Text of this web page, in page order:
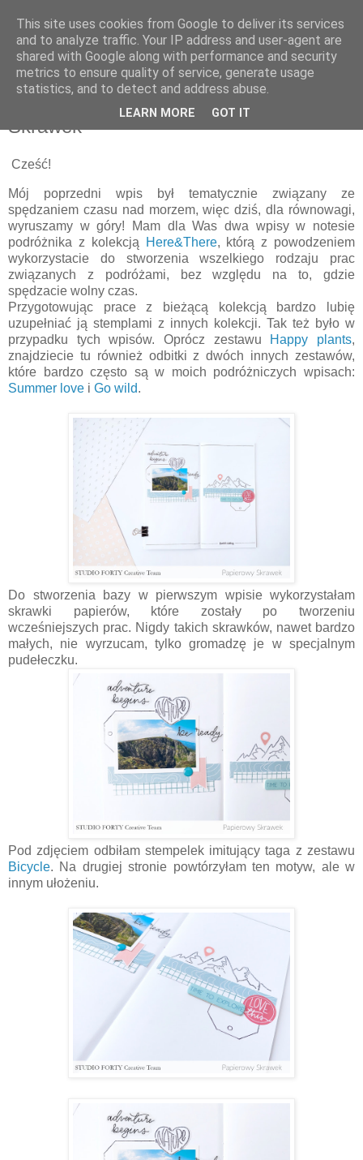
piątek, 8 lipca 2022
Mountain hiking in my TN I Papierowy
Skrawek
Cześć!
Mój poprzedni wpis był tematycznie związany ze
spędzaniem czasu nad morzem, więc dziś, dla równowagi,
wyruszamy w góry! Mam dla Was dwa wpisy w notesie
podróżnika z kolekcją
Here&There, którą z powodzeniem
wykorzystacie do stworzenia wszelkiego rodzaju prac
związanych z podróżami, bez względu na to, gdzie
spędzacie wolny czas.
Przygotowując prace z bieżącą kolekcją bardzo lubię
uzupełniać ją stemplami z innych kolekcji. Tak też było w
przypadku tych wpisów. Oprócz zestawu Happy plants,
znajdziecie tu również odbitki z dwóch innych zestawów,
które bardzo często są w moich podróżniczych wpisach:
Summer love i Go wild.
Do stworzenia bazy w pierwszym wpisie wykorzystałam
skrawki papierów, które zostały po tworzeniu
wcześniejszych prac. Nigdy takich skrawków, nawet bardzo
małych, nie wyrzucam, tylko gromadzę je w specjalnym
pudełeczku.
Pod zdjęciem odbiłam stempelek imitujący taga z zestawu
Bicycle. Na drugiej stronie powtórzyłam ten motyw, ale w
innym ułożeniu.
This site uses cookies from Google to deliver its services
and to analyze traffic. Your IP address and user-agent are
shared with Google along with performance and security
metrics to ensure quality of service, generate usage
statistics, and to detect and address abuse.
LEARN MORE GOT IT